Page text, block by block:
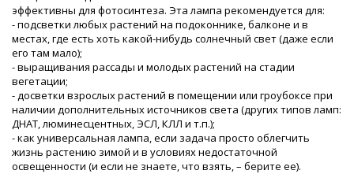
эффективны для фотосинтеза. Эта лампа рекомендуется для:
- подсветки любых растений на подоконнике, балконе и в
местах, где есть хоть какой-нибудь солнечный свет (даже если
его там мало);
- выращивания рассады и молодых растений на стадии
вегетации;
- досветки взрослых растений в помещении или гроубоксе при
наличии дополнительных источников света (других типов ламп:
ДНАТ, люминесцентных, ЭСЛ, КЛЛ и т.п.);
- как универсальная лампа, если задача просто облегчить
жизнь растению зимой и в условиях недостаточной
освещенности (и если не знаете, что взять, – берите ее).